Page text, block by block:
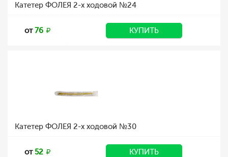
Катетер ФОЛЕЯ 2-х ходовой №24
от76 КУПИТЬ
Катетер ФОЛЕЯ 2-х ходовой №30
от52 КУПИТЬ